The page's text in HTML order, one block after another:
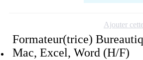
Formateur(trice)
Mac, Excel, Word (H/F)
Ajouter